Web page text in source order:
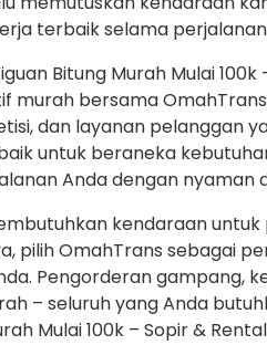
terbaik selama
Bitung Murah Mulai
murah bersama
dan layanan pelanggan
untuk beraneka
Anda dengan nyaman
kendaraan
pilih OmahTrans sebagai
Pengorderan gampang,
– seluruh yang Anda
Mulai 100k – Sopir &